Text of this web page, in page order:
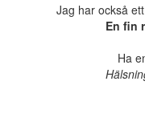
Jag har också
En fin
Ha